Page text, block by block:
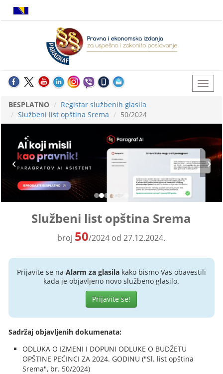
BESPLATNO
Registar službenih glasila
Službeni list opština Srema
50/2024
Službeni list opština Srema
broj 50/2024 od 27.12.2024.
Prijavite se na Alarm za glasilakako bismo Vas obavestili
kada je objavljeno novo službeno glasilo.
Prijavite se!
Sadržaj objavljenih dokumenata:
ODLUKA O IZMENI I DOPUNI ODLUKE O BUDŽETU
OPŠTINE PEĆINCI ZA 2024. GODINU ("Sl. list opština
Srema", br. 50/2024)